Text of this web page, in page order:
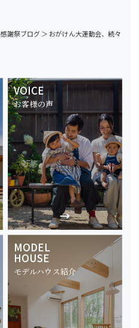
感謝祭ブログ＞ おがけん大運動会、続々
VOICE
お客様の声
MODEL
HOUSE
モデルハウス紹介